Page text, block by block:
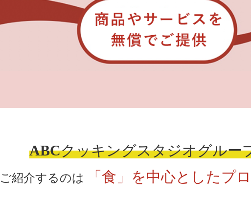
ABCクッキングスタジオグルー
ご紹介するのは 「食」を中心としたプ